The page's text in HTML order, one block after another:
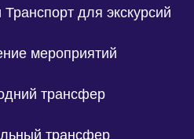
Транспорт для экскурсий
мероприятий
трансфер
трансфер